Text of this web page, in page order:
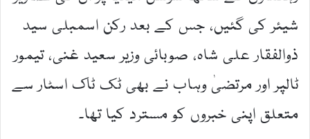
شیئر کی گئیں، جس کے بعد رکن اسمبلی سید
ذوالفقار علی شاہ، صوبائی وزیر سعید غنی، تیمور
ٹالپر اور مرتضیٰ وہاب نے بھی ٹک ٹاک اسٹار سے
متعلق اپنی خبروں کو مسترد کیا تھا۔